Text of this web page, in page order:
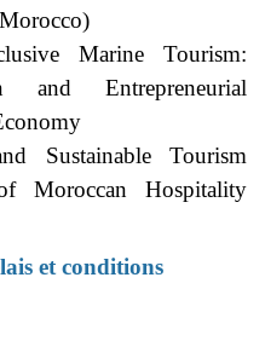
Marine Tourism:
and Entrepreneurial
Sustainable Tourism
Moroccan Hospitality
et conditions